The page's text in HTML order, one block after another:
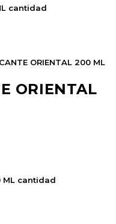
cantidad
ORIENTAL 200 ML
ORIENTAL
ML cantidad